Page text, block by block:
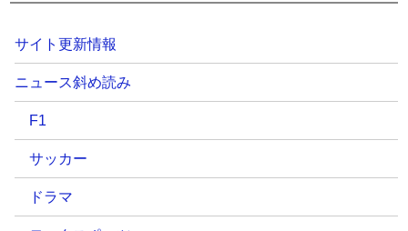
サイト更新情報
ニュース斜め読み
F1
サッカー
ドラマ